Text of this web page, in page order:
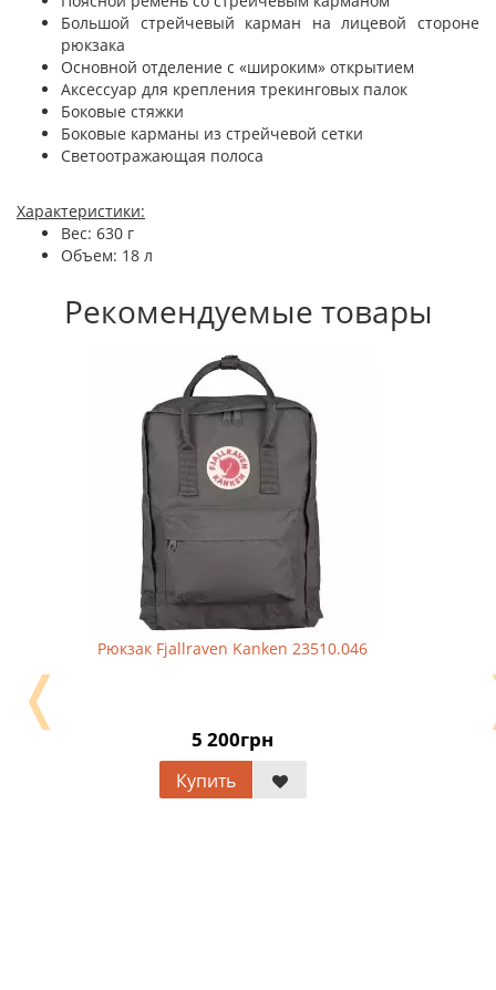
Большой стрейчевый карман на лицевой стороне
рюкзака
Основной отделение с «широким» открытием
Аксессуар для крепления трекинговых палок
Боковые стяжки
Боковые карманы из стрейчевой сетки
Светоотражающая полоса
Характеристики:
Вес: 630 г
Объем: 18 л
Рекомендуемые товары
Рюкзак Fjallraven Kanken 23510.046
5 200грн
Купить
❬